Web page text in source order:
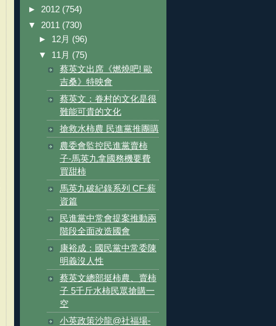
► 2012 (754)
▼ 2011 (730)
► 12月 (96)
▼ 11月 (75)
蔡英文出席《燃燒吧! 歐
吉桑》特映會
蔡英文：眷村的文化是很
難能可貴的文化
搶救水柿農 民進黨推團購
農委會監控民進黨賣柿
子-馬英九拿國務機要費
買甜柿
馬英九破紀錄系列 CF-薪
資篇
民進黨中常會提案推動兩
階段全面改造國會
康裕成：國民黨中常委陳
明義沒人性
蔡英文總部挺柿農、賣柿
子 5千斤水柿民眾搶購一
空
小英政策沙龍@社福場-